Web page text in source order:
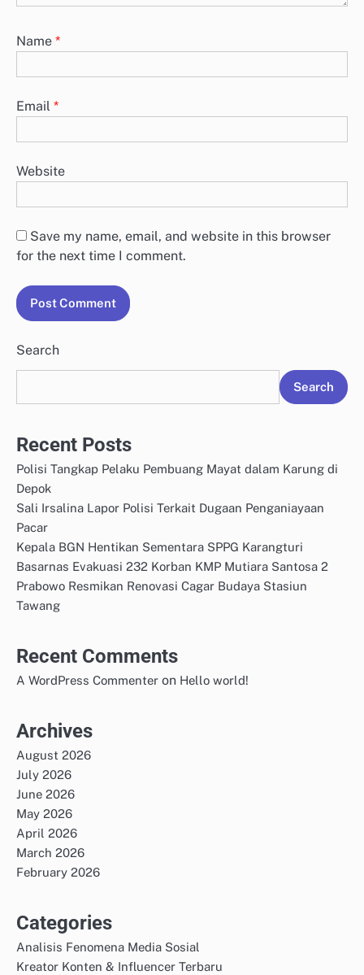
Name *
Email *
Website
Save my name, email, and website in this browser
for the next time I comment.
Search
Search
Recent Posts
Polisi Tangkap Pelaku Pembuang Mayat dalam Karung di
Depok
Sali Irsalina Lapor Polisi Terkait Dugaan Penganiayaan
Pacar
Kepala BGN Hentikan Sementara SPPG Karangturi
Basarnas Evakuasi 232 Korban KMP Mutiara Santosa 2
Prabowo Resmikan Renovasi Cagar Budaya Stasiun
Tawang
Recent Comments
A WordPress Commenter on Hello world!
Archives
August 2026
July 2026
June 2026
May 2026
April 2026
March 2026
February 2026
Categories
Analisis Fenomena Media Sosial
Kreator Konten & Influencer Terbaru